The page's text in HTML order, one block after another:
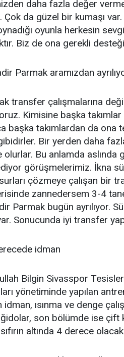
daha fazla değer
Çok da güzel bir kumaşı
oyunla herkesin
Biz de ona gerekli
Parmak aramızdan
transfer çalışmalarına
Kimisine başka takımlar
başka takımlardan da
Bir yerden daha
olurlar. Bu anlamda
görüşmelerimiz. İkna
çözmeye çalışan bir
zannedersem 3-4
Parmak bugün ayrılıyor.
Sonucunda iyi transfer
idman
Bilgin Sivasspor
yönetiminde yapılan
idman, ısınma ve denge
son bölümde ise çift
sıfırın altında 4 derece